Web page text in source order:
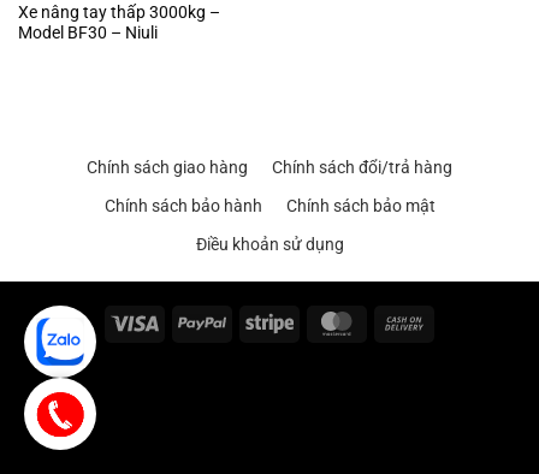
Xe nâng tay thấp 3000kg –
Model BF30 – Niuli
Chính sách giao hàng
Chính sách đổi/trả hàng
Chính sách bảo hành
Chính sách bảo mật
Điều khoản sử dụng
Visa PayPal Stripe MasterCard